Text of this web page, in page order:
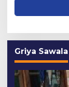
Griya Sawala